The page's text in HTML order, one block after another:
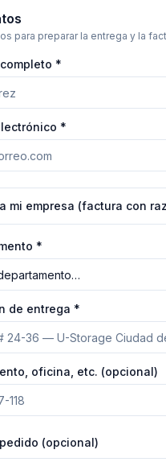
para preparar la entrega y la
*
*
mi empresa (factura con
*
de entrega *
oficina, etc. (opcional)
(opcional)